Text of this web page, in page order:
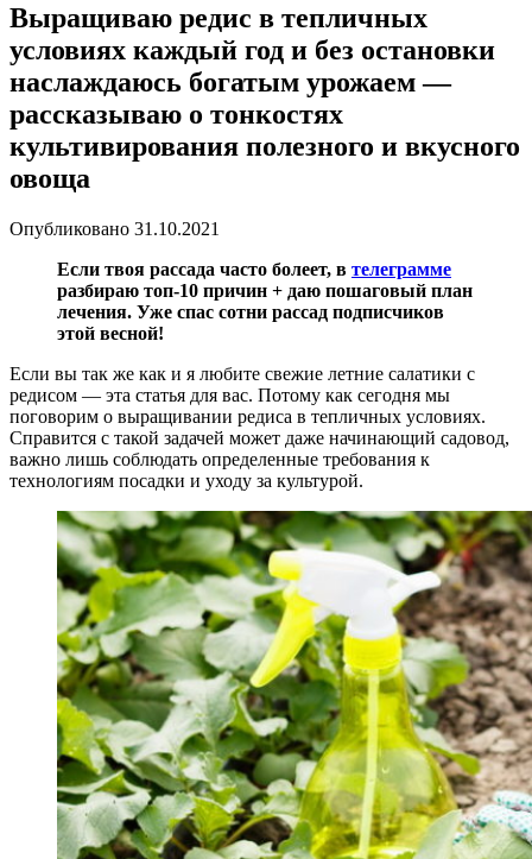
Выращиваю редис в тепличных
условиях каждый год и без остановки
наслаждаюсь богатым урожаем —
рассказываю о тонкостях
культивирования полезного и вкусного
овоща
Опубликовано 31.10.2021
Если твоя рассада часто болеет, в телеграмме
разбираю топ-10 причин + даю пошаговый план
лечения. Уже спас сотни рассад подписчиков
этой весной!
Если вы так же как и я любите свежие летние салатики с
редисом — эта статья для вас. Потому как сегодня мы
поговорим о выращивании редиса в тепличных условиях.
Справится с такой задачей может даже начинающий садовод,
важно лишь соблюдать определенные требования к
технологиям посадки и уходу за культурой.